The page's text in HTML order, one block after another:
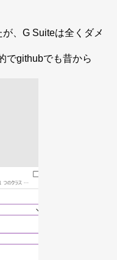
、G Suiteは全くダメ
でgithubでも昔から